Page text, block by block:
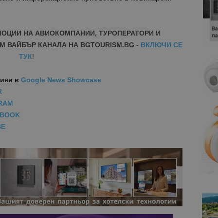
НА АВИОКОМПАНИИ, ТУРОПЕРАТОРИ И
КАНАЛА НА BGTOURISM.BG - ВКЛЮЧИ СЕ
ТУК!
в Google News Showcase